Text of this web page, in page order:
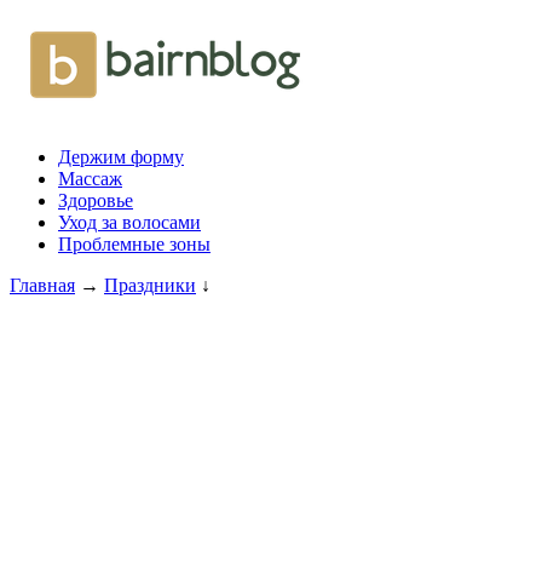
Держим форму
Массаж
Здоровье
Уход за волосами
Проблемные зоны
Главная → Праздники ↓